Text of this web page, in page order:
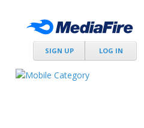
SIGN UP LOG IN